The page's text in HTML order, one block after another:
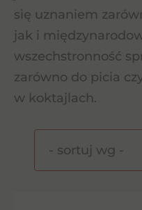
się uznaniem
jak i
wszechstronność
zarówno do picia
w koktajlach.